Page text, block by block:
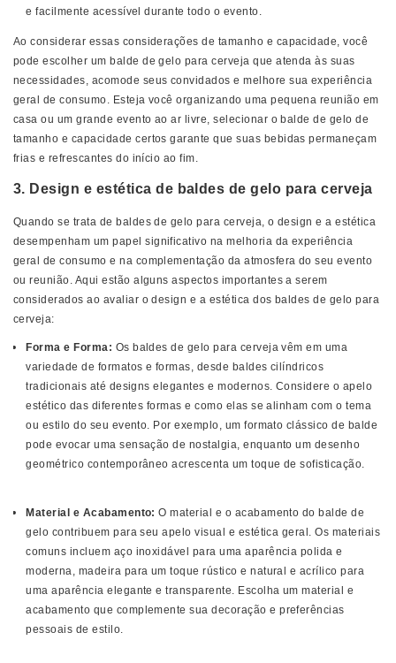
e facilmente acessível durante todo o evento.
Ao considerar essas considerações de tamanho e capacidade, você
pode escolher um balde de gelo para cerveja que atenda às suas
necessidades, acomode seus convidados e melhore sua experiência
geral de consumo. Esteja você organizando uma pequena reunião em
casa ou um grande evento ao ar livre, selecionar o balde de gelo de
tamanho e capacidade certos garante que suas bebidas permaneçam
frias e refrescantes do início ao fim.
3. Design e estética de baldes de gelo para cerveja
Quando se trata de baldes de gelo para cerveja, o design e a estética
desempenham um papel significativo na melhoria da experiência
geral de consumo e na complementação da atmosfera do seu evento
ou reunião. Aqui estão alguns aspectos importantes a serem
considerados ao avaliar o design e a estética dos baldes de gelo para
cerveja:
Forma e Forma: Os baldes de gelo para cerveja vêm em uma
variedade de formatos e formas, desde baldes cilíndricos
tradicionais até designs elegantes e modernos. Considere o apelo
estético das diferentes formas e como elas se alinham com o tema
ou estilo do seu evento. Por exemplo, um formato clássico de balde
pode evocar uma sensação de nostalgia, enquanto um desenho
geométrico contemporâneo acrescenta um toque de sofisticação.
Material e Acabamento:O material e o acabamento do balde de
gelo contribuem para seu apelo visual e estética geral. Os materiais
comuns incluem aço inoxidável para uma aparência polida e
moderna, madeira para um toque rústico e natural e acrílico para
uma aparência elegante e transparente. Escolha um material e
acabamento que complemente sua decoração e preferências
pessoais de estilo.